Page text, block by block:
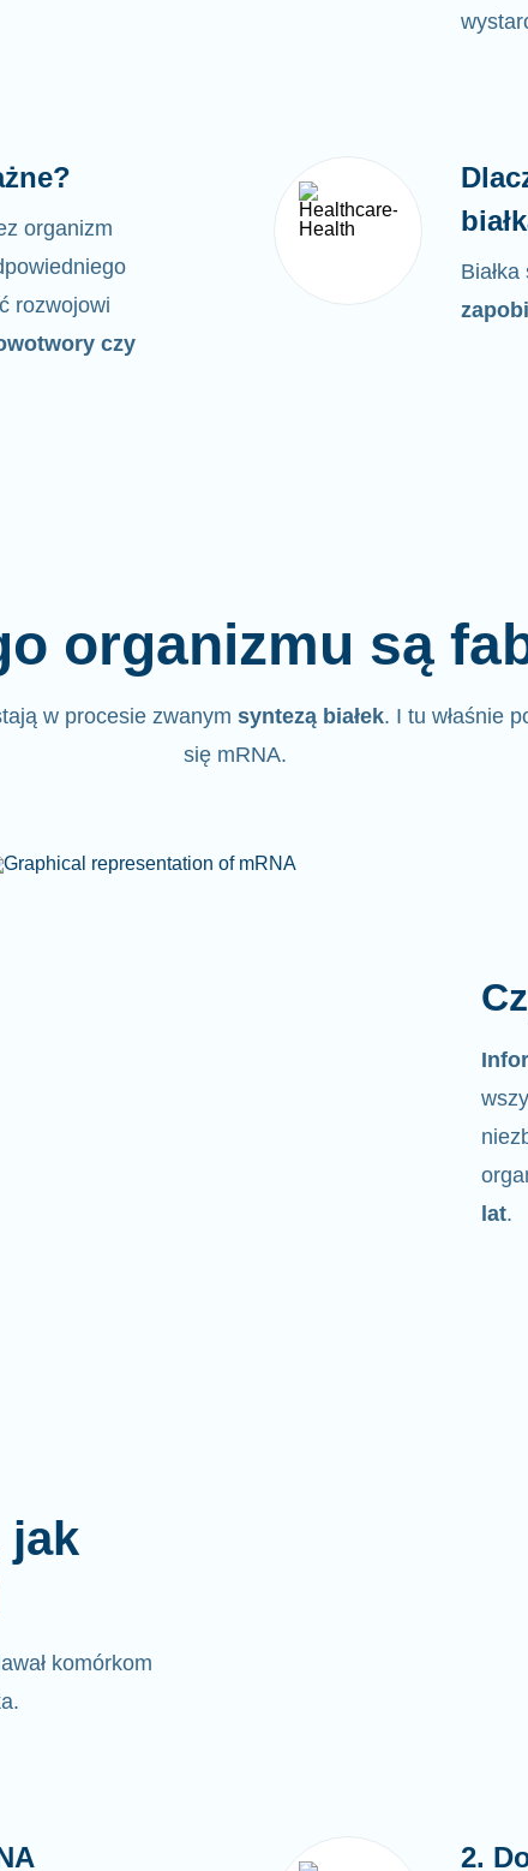
organizm
rozwojowi
czy
organizmu są
w procesie zwanym syntezą białek. I tu właśnie
się mRNA.
lat.
jak
komórkom
2.